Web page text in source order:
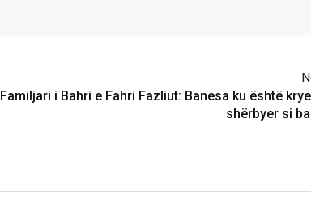
Familjari i Bahri e Fahri Fazliut: Banesa ku është
shërbyer si